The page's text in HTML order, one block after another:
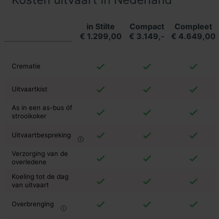
in Stilte
€ 1.299,00
Compact
€ 3.149,-
Compleet
€ 4.649,00
Crematie
Uitvaartkist
As in een as-bus óf
strooikoker
Uitvaartbespreking
Verzorging van de
overledene
Koeling tot de dag
van uitvaart
Overbrenging